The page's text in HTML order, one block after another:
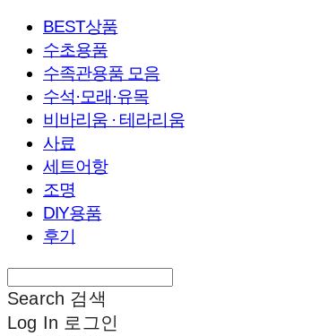
BEST상품
수초용품
수족관용품 모음
수석·모래·유목
비바리움 · 테라리움
사료
세트어항
조명
DIY용품
후기
Search 검색
Log In 로그인